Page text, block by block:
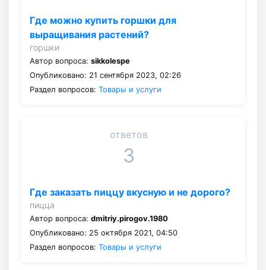
Где можно купить горшки для
выращивания растений?
горшки
Автор вопроса: sikkolespe
Опубликовано: 21 сентября 2023, 02:26
Раздел вопросов: Товары и услуги
ответов
3
Где заказать пиццу вкусную и не дорого?
пицца
Автор вопроса: dmitriy.pirogov.1980
Опубликовано: 25 октября 2021, 04:50
Раздел вопросов: Товары и услуги